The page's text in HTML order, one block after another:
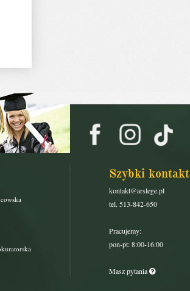
Szybki kontakt
kontakt@arslege.pl
tel. 513-842-650
Pracujemy:
pon-pt: 8:00-16:00
Masz pytania